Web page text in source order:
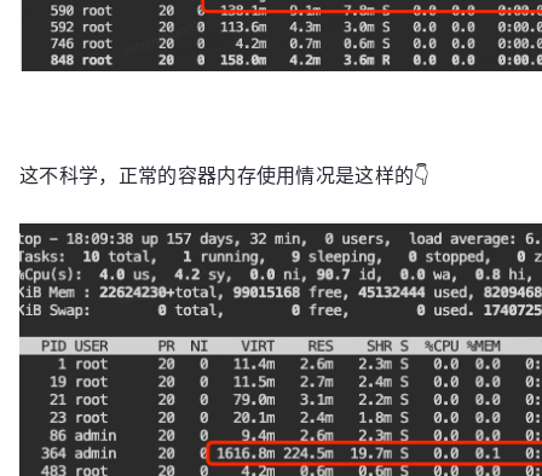
这不科学，正常的容器内存使用情况是这样的👇